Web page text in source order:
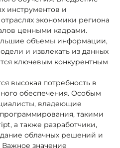
инструментов и
экономики региона
ценными кадрами.
объемы информации,
и извлекать из данных
ключевым конкурентным
высокая потребность в
обеспечения. Особым
владеющие
такими
а также разработчики,
облачных решений и
значение